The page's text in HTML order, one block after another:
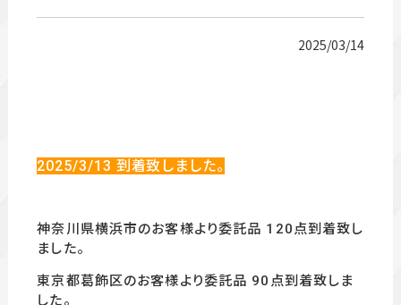
2025/03/14
2025/3/13 到着致しました。
神奈川県横浜市のお客様より委託品 120点到着致し
ました。
東京都葛飾区のお客様より委託品 90 点到着致しま
した。